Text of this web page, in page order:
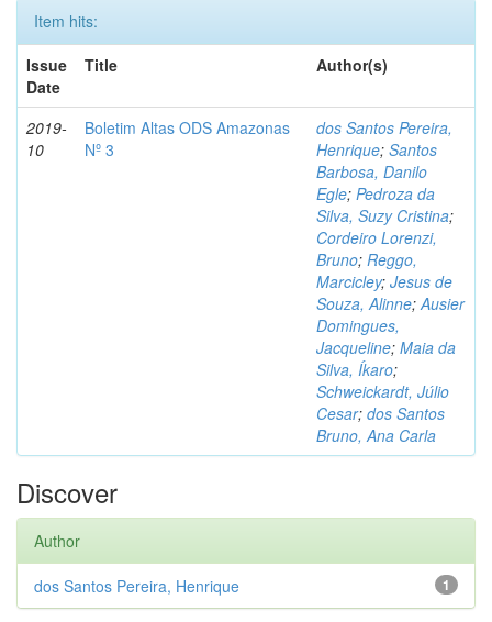
Item hits:
Issue
Date
Title Author(s)
2019-
10
Boletim Altas ODS Amazonas
Nº 3
dos Santos Pereira,
Henrique; Santos
Barbosa, Danilo
Egle; Pedroza da
Silva, Suzy Cristina;
Cordeiro Lorenzi,
Bruno; Reggo,
Marcicley; Jesus de
Souza, Alinne;Ausier
Domingues,
Jacqueline; Maia da
Silva, Íkaro;
Schweickardt, Júlio
Cesar; dos Santos
Bruno, Ana Carla
Discover
Author
1
dos Santos Pereira, Henrique